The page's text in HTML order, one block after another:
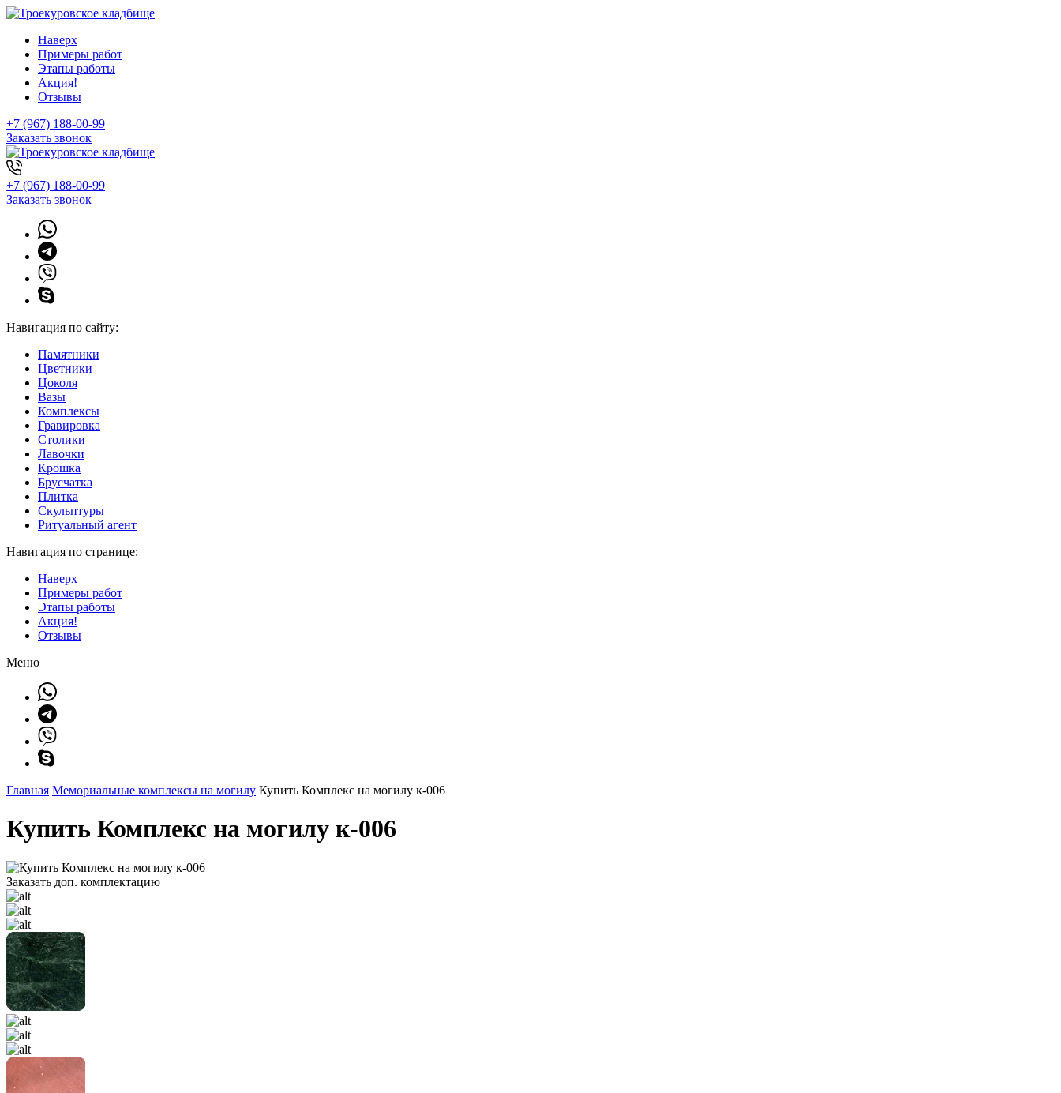
Наверх
Примеры работ
Этапы работы
Акция!
Отзывы
+7 (967) 188-00-99
Заказать звонок
+7 (967) 188-00-99
Заказать звонок
Навигация по сайту:
Памятники
Цветники
Цоколя
Вазы
Комплексы
Гравировка
Столики
Лавочки
Крошка
Брусчатка
Плитка
Скульптуры
Ритуальный агент
Навигация по странице:
Наверх
Примеры работ
Этапы работы
Акция!
Отзывы
Меню
Главная Мемориальные комплексы на могилу Купить Комплекс на могилу к-006
Купить Комплекс на могилу к-006
Заказать доп. комплектацию